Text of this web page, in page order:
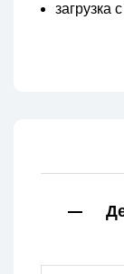
загрузка